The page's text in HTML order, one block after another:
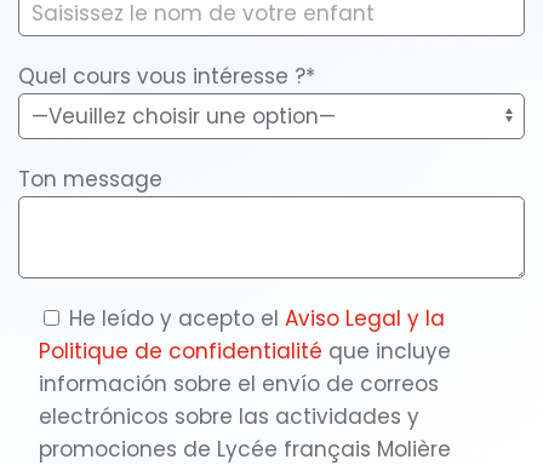
Quel cours vous intéresse ?*
Ton message
He leído y acepto el Aviso Legal y la
Politique de confidentialité que incluye
información sobre el envío de correos
electrónicos sobre las actividades y
promociones de Lycée français Molière